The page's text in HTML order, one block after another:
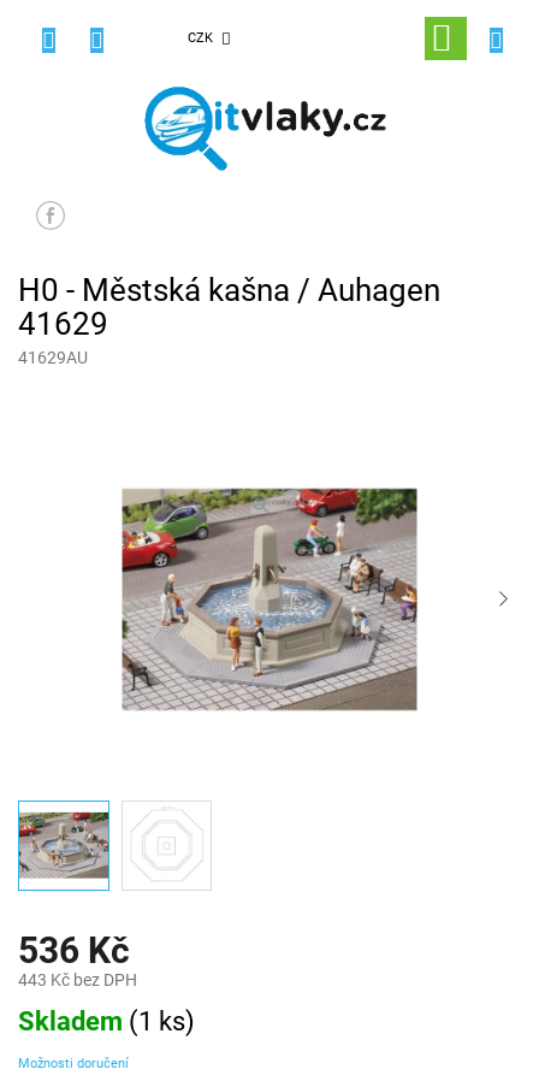
CZK
NÁKUPNÍ
KOŠÍK
H0 - Městská kašna / Auhagen
41629
41629AU
536 Kč
443 Kč bez DPH
Měrná
cena:
Skladem (1 ks)
Možnosti doručení